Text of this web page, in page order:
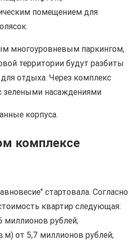
помещением для
многоуровневым паркингом,
территории будут разбиты
отдыха. Через комплекс
зелеными насаждениями
корпуса.
комплексе
стартовала. Согласно
квартир следующая:
миллионов рублей;
от 5,7 миллионов рублей;